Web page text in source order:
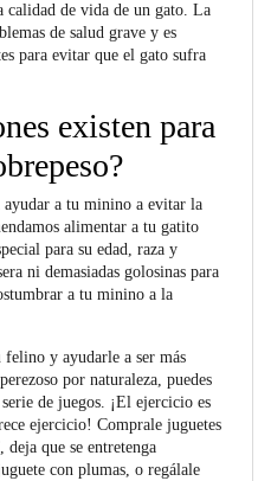
calidad de vida de un gato.La
de salud grave y es
para evitar que el gato sufra
existen para
ayudar a tu minino a evitar la
alimentar a tu gatito
para su edad, raza y
ni demasiadas golosinas para
a tu minino a la
felino y ayudarle a ser más
por naturaleza, puedes
de juegos. ¡El ejercicio es
ejercicio! Comprale juguetes
deja que se entretenga
con plumas, o regálale